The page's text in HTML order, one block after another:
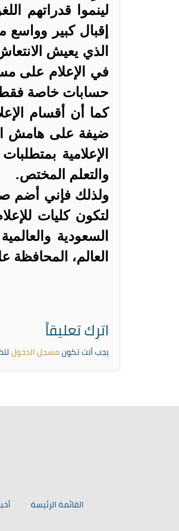
لينموا قدراتهم
إقبال كبير
الذي يعيش
في الإعلام على
حسابات خاصة
كما أن أقسام
ضيفة على هامش
الإعلامية
والتعلم المختص.
ولذلك فإني أضم
لتكون كليات
السعودية
العالم، المحافظة
اترك تعليقاً
يجب أنت تكونمسجل الدخول
القائمة الرئيسة